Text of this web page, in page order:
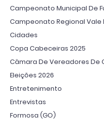
Campeonato Municipal De
Campeonato Regional Vale
Cidades
Copa Cabeceiras 2025
Câmara De Vereadores De
Eleições 2026
Entretenimento
Entrevistas
Formosa (GO)